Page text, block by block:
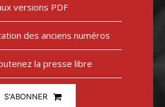
versions PDF
des anciens numéros
la presse libre
S'ABONNER